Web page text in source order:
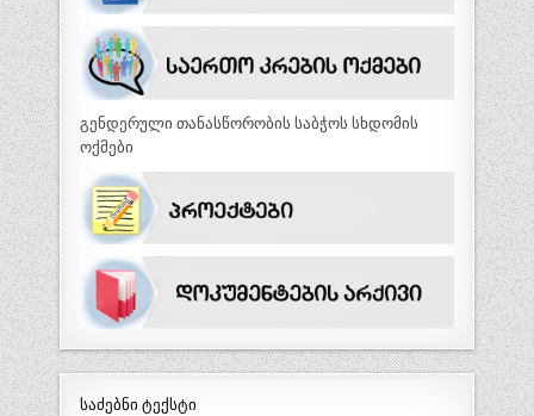
გენდერული თანასწორობის საბჭოს სხდომის
ოქმები
საძებნი ტექსტი